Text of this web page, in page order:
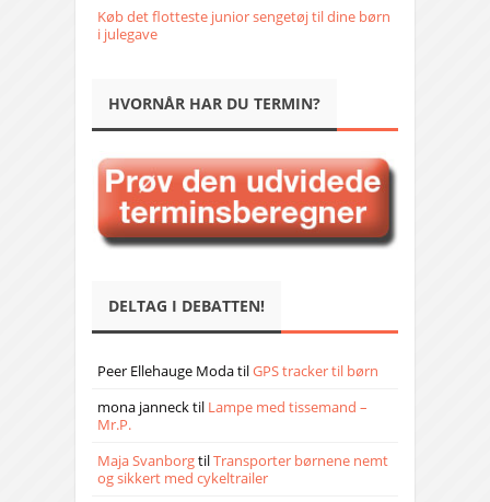
Køb det flotteste junior sengetøj til dine børn
i julegave
HVORNÅR HAR DU TERMIN?
DELTAG I DEBATTEN!
Peer Ellehauge ModatilGPS tracker til børn
mona jannecktil Lampe med tissemand –
Mr.P.
Maja SvanborgtilTransporter børnene nemt
og sikkert med cykeltrailer